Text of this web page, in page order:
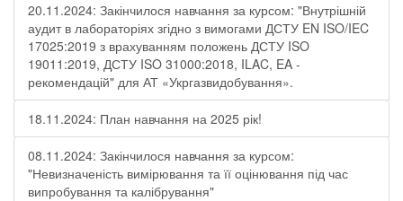
20.11.2024: Закінчилося навчання за курсом: "Внутрішній
аудит в лабораторіях згідно з вимогами ДСТУ EN ISO/IEC
17025:2019 з врахуванням положень ДСТУ ISO
19011:2019, ДСТУ ISO 31000:2018, ILAC, EA -
рекомендацій" для АТ «Укргазвидобування».
18.11.2024: План навчання на 2025 рік!
08.11.2024: Закінчилося навчання за курсом:
"Невизначеність вимірювання та її оцінювання під час
випробування та калібрування"